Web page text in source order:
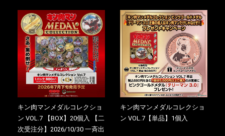
キン肉マンメダルコレクショ
ン VOL.7 【BOX】20個入 【二
次受注分】2026/10/30 一斉出
キン肉マンメダルコレクショ
ン VOL.7【単品】1個入